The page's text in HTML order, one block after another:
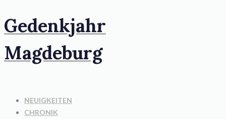
Gedenkjahr
Magdeburg
NEUIGKEITEN
CHRONIK